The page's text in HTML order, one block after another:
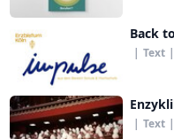
Back
| Text |
| Text |